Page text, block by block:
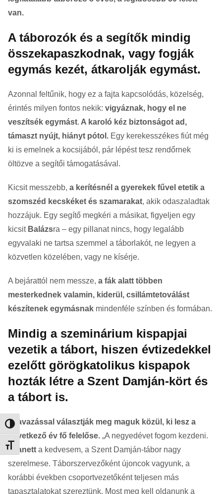
Nagy kontraszt váltása
Betűméret váltása
van.
A táborozók és a segítők mindig
összekapaszkodnak, vagy fogják
egymás kezét, átkarolják egymást.
Azonnal feltűnik, hogy ez a fajta kapcsolódás, közelség,
érintés milyen fontos nekik: vigyáznak, hogy el ne
veszítsék egymást. A karoló kéz biztonságot ad,
támaszt nyújt, hiányt pótol. Egy kerekesszékes fiút még
ki is emelnek a kocsijából, pár lépést tesz rendőrnek
öltözve a segítői támogatásával.
Kicsit messzebb, a kerítésnél a gyerekek fűvel etetik a
szomszéd kecskéket és szamarakat, akik odaszaladtak
hozzájuk. Egy segítő megkéri a másikat, figyeljen egy
kicsit Balázsra – egy pillanat nincs, hogy legalább
egyvalaki ne tartsa szemmel a táborlakót, ne legyen a
közvetlen közelében, vagy ne kísérje.
A bejárattól nem messze, a fák alatt többen
mesterkednek valamin, kiderül, csillámtetoválást
készítenek egymásnak mindenféle színben és formában.
Mindig a szeminárium kispapjai
vezetik a tábort, hiszen évtizedekkel
ezelőtt görögkatolikus kispapok
hozták létre a Szent Damján-kört és
a tábort is.
Szavazással választják meg maguk közül, ki lesz a
következő év fő felelőse. „A negyedévet fogom kezdeni.
Zsanett a kedvesem, a Szent Damján-tábor nagy
szerelmese. Táborszervezőként újoncok vagyunk, a
korábbi években csoportvezetőként teljesen más
tapasztalatokat szereztünk. Most meg kell oldanunk a